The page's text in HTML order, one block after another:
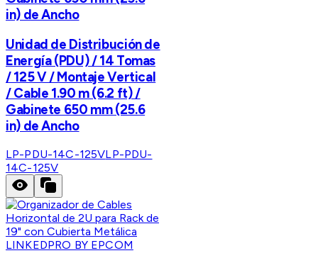
in) de Ancho
Unidad de Distribución de
Energía (PDU) / 14 Tomas
/ 125 V / Montaje Vertical
/ Cable 1.90 m (6.2 ft) /
Gabinete 650 mm (25.6
in) de Ancho
LP-PDU-14C-125VLP-PDU-
14C-125V
LINKEDPRO BY EPCOM